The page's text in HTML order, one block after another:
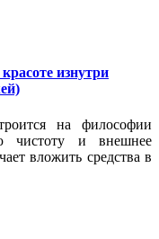
изнутри
на философии
чистоту и внешнее
вложить средства в